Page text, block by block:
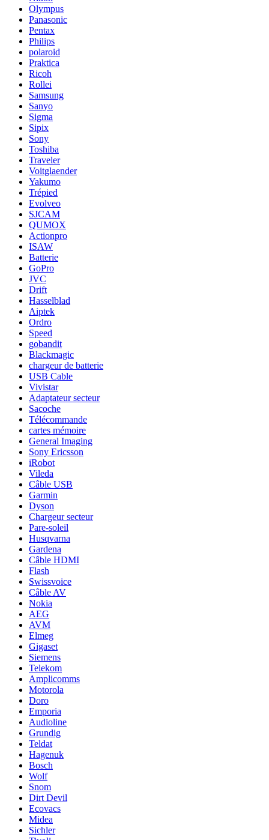
Olympus
Panasonic
Pentax
Philips
polaroid
Praktica
Ricoh
Rollei
Samsung
Sanyo
Sigma
Sipix
Sony
Toshiba
Traveler
Voitglaender
Yakumo
Trépied
Evolveo
SJCAM
QUMOX
Actionpro
ISAW
Batterie
GoPro
JVC
Drift
Hasselblad
Aiptek
Ordro
Speed
gobandit
Blackmagic
chargeur de batterie
USB Cable
Vivistar
Adaptateur secteur
Sacoche
Télécommande
cartes mémoire
General Imaging
Sony Ericsson
iRobot
Vileda
Câble USB
Garmin
Dyson
Chargeur secteur
Pare-soleil
Husqvarna
Gardena
Câble HDMI
Flash
Swissvoice
Câble AV
Nokia
AEG
AVM
Elmeg
Gigaset
Siemens
Telekom
Amplicomms
Motorola
Doro
Emporia
Audioline
Grundig
Teldat
Hagenuk
Bosch
Wolf
Snom
Dirt Devil
Ecovacs
Midea
Sichler